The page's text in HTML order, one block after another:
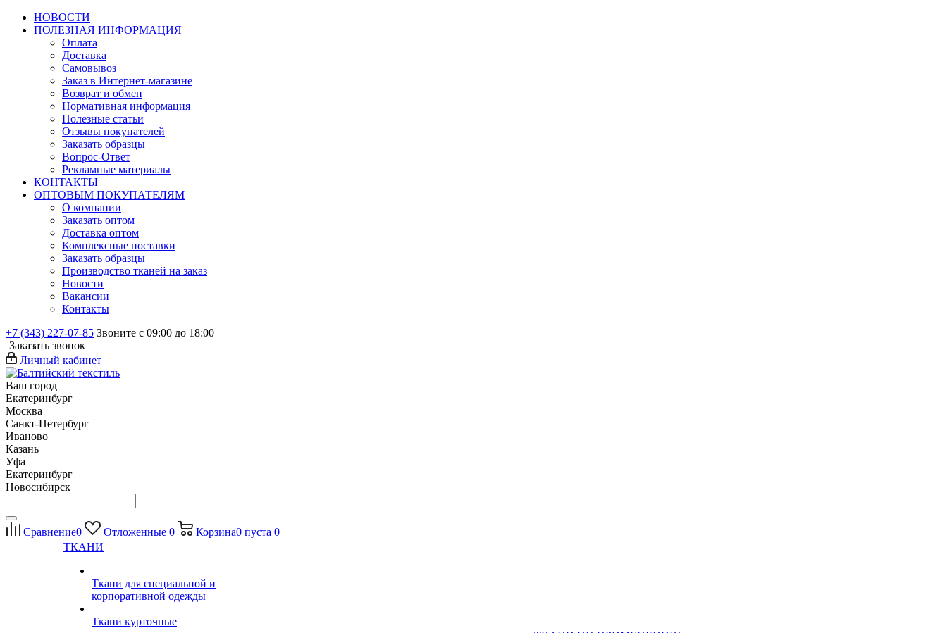
НОВОСТИ
ПОЛЕЗНАЯ ИНФОРМАЦИЯ
Оплата
Доставка
Самовывоз
Заказ в Интернет-магазине
Возврат и обмен
Нормативная информация
Полезные статьи
Отзывы покупателей
Заказать образцы
Вопрос-Ответ
Рекламные материалы
КОНТАКТЫ
ОПТОВЫМ ПОКУПАТЕЛЯМ
О компании
Заказать оптом
Доставка оптом
Комплексные поставки
Заказать образцы
Производство тканей на заказ
Новости
Вакансии
Контакты
+7 (343) 227-07-85 Звоните с 09:00 до 18:00
Заказать звонок
Личный кабинет
Ваш город
Екатеринбург
Москва
Санкт-Петербург
Иваново
Казань
Уфа
Екатеринбург
Новосибирск
Сравнение0 Отложенные 0 Корзина0 пуста 0
ТКАНИ
Ткани для специальной и
корпоративной одежды
Ткани курточные